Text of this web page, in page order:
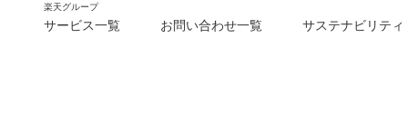
楽天グループ
サービス一覧 お問い合わせ一覧 サステナビリティ